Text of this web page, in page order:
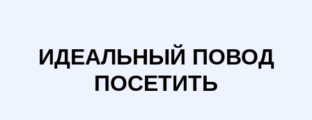
ИДЕАЛЬНЫЙ ПОВОД
ПОСЕТИТЬ